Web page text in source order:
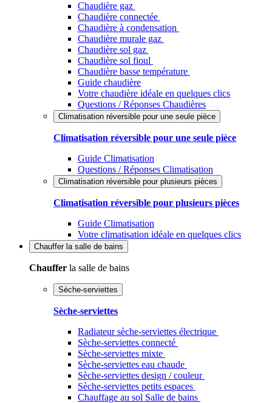
Chaudière gaz
Chaudière connectée
Chaudière à condensation
Chaudière murale gaz
Chaudière sol gaz
Chaudière sol fioul
Chaudière basse température
Guide chaudière
Votre chaudière idéale en quelques clics
Questions / Réponses Chaudières
Climatisation réversible pour une seule pièce
Climatisation réversible pour une seule pièce
Guide Climatisation
Questions / Réponses Climatisation
Climatisation réversible pour plusieurs pièces
Climatisation réversible pour plusieurs pièces
Guide Climatisation
Votre climatisation idéale en quelques clics
Chauffer la salle de bains
Chauffer la salle de bains
Sèche-serviettes
Sèche-serviettes
Radiateur sèche-serviettes électrique
Sèche-serviettes connecté
Sèche-serviettes mixte
Sèche-serviettes eau chaude
Sèche-serviettes design / couleur
Sèche-serviettes petits espaces
Chauffage au sol Salle de bains